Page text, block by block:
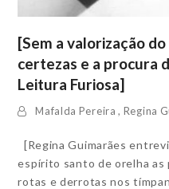
[Sem a valorização
certezas e a procura
Leitura Furiosa]
Mafalda Pereira , Regina
[Regina Guimarães
espírito santo de orelha as
rotas e derrotas nos